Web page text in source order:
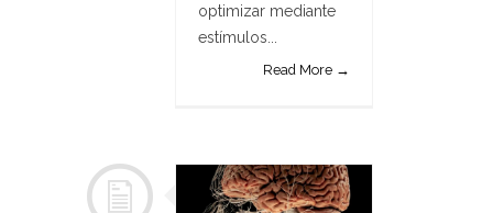
optimizar mediante
estímulos...
Read More →